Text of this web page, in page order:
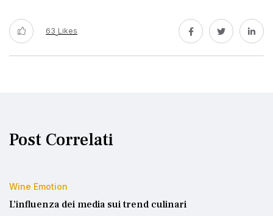
63 Likes
Post Correlati
Wine Emotion
L’influenza dei media sui trend culinari